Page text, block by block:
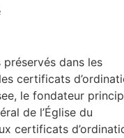
dans les
certificats
le fondateur
de l’Église du
certificats